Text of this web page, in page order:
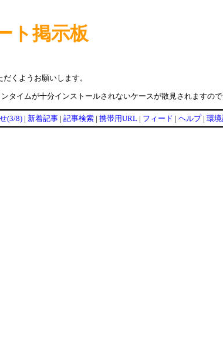
ト掲示板
くようお願いします。
イムが十分インストールされないケースが散見されますの
(3/8)| 新着記事| 記事検索| 携帯用URL| フィード | ヘルプ| 環